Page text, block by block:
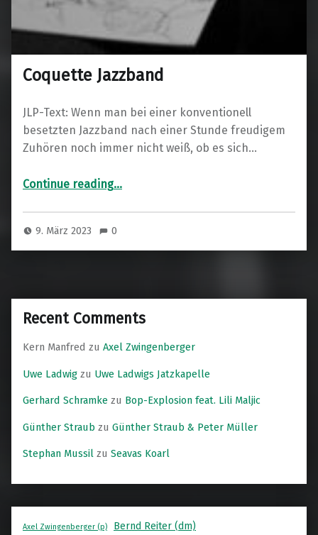
Coquette Jazzband
JLP-Text: Wenn man bei einer konventionell
besetzten Jazzband nach einer Stunde freudigem
Zuhören noch immer nicht weiß, ob es sich…
Continue reading…
9. März 2023 0
Recent Comments
Kern Manfred zu Axel Zwingenberger
Uwe Ladwig zu Uwe Ladwigs Jatzkapelle
Gerhard Schramke zu Bop-Explosion feat. Lili Maljic
Günther Straub zu Günther Straub & Peter Müller
Stephan Mussil zu Seavas Koarl
Axel Zwingenberger (p) Bernd Reiter (dm)